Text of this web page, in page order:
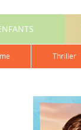
thriller